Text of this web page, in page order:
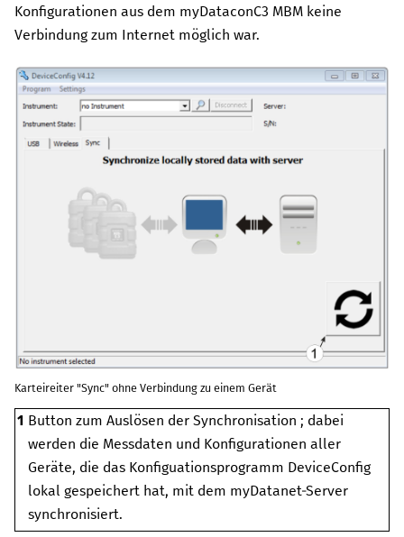
Konfigurationen aus dem myDataconC3 MBM keine
Verbindung zum Internet möglich war.
Karteireiter "Sync" ohne Verbindung zu einem Gerät
1 Button zum Auslösen der Synchronisation ; dabei
werden die Messdaten und Konfigurationen aller
Geräte, die das Konfiguationsprogramm DeviceConfig
lokal gespeichert hat, mit dem myDatanet-Server
synchronisiert.